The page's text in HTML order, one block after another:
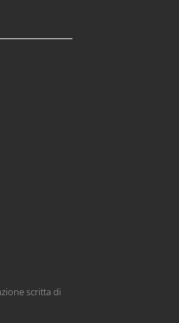
scritta di